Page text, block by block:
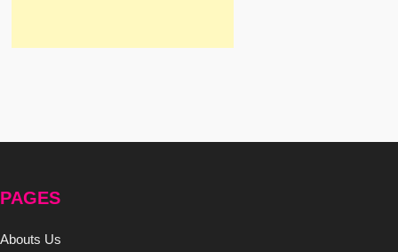
PAGES
Abouts Us